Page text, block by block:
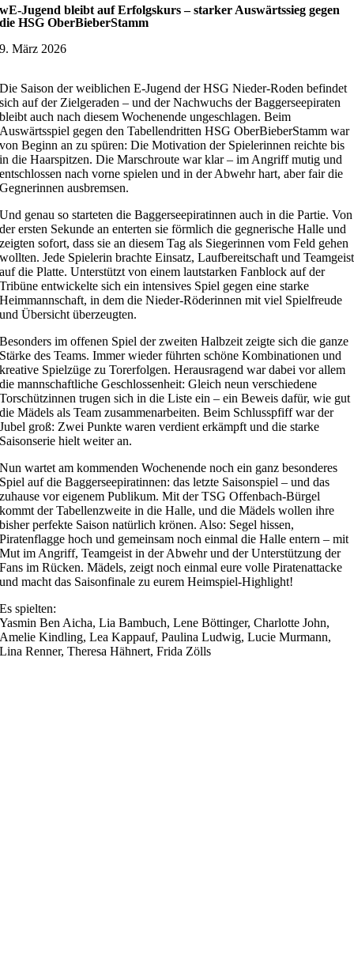
wE-Jugend bleibt auf Erfolgskurs – starker Auswärtssieg gegen
die HSG OberBieberStamm
9. März 2026
Die Saison der weiblichen E-Jugend der HSG Nieder-Roden befindet
sich auf der Zielgeraden – und der Nachwuchs der Baggerseepiraten
bleibt auch nach diesem Wochenende ungeschlagen. Beim
Auswärtsspiel gegen den Tabellendritten HSG OberBieberStamm war
von Beginn an zu spüren: Die Motivation der Spielerinnen reichte bis
in die Haarspitzen. Die Marschroute war klar – im Angriff mutig und
entschlossen nach vorne spielen und in der Abwehr hart, aber fair die
Gegnerinnen ausbremsen.
Und genau so starteten die Baggerseepiratinnen auch in die Partie. Von
der ersten Sekunde an enterten sie förmlich die gegnerische Halle und
zeigten sofort, dass sie an diesem Tag als Siegerinnen vom Feld gehen
wollten. Jede Spielerin brachte Einsatz, Laufbereitschaft und Teamgeist
auf die Platte. Unterstützt von einem lautstarken Fanblock auf der
Tribüne entwickelte sich ein intensives Spiel gegen eine starke
Heimmannschaft, in dem die Nieder-Röderinnen mit viel Spielfreude
und Übersicht überzeugten.
Besonders im offenen Spiel der zweiten Halbzeit zeigte sich die ganze
Stärke des Teams. Immer wieder führten schöne Kombinationen und
kreative Spielzüge zu Torerfolgen. Herausragend war dabei vor allem
die mannschaftliche Geschlossenheit: Gleich neun verschiedene
Torschützinnen trugen sich in die Liste ein – ein Beweis dafür, wie gut
die Mädels als Team zusammenarbeiten. Beim Schlusspfiff war der
Jubel groß: Zwei Punkte waren verdient erkämpft und die starke
Saisonserie hielt weiter an.
Nun wartet am kommenden Wochenende noch ein ganz besonderes
Spiel auf die Baggerseepiratinnen: das letzte Saisonspiel – und das
zuhause vor eigenem Publikum. Mit der TSG Offenbach-Bürgel
kommt der Tabellenzweite in die Halle, und die Mädels wollen ihre
bisher perfekte Saison natürlich krönen. Also: Segel hissen,
Piratenflagge hoch und gemeinsam noch einmal die Halle entern – mit
Mut im Angriff, Teamgeist in der Abwehr und der Unterstützung der
Fans im Rücken. Mädels, zeigt noch einmal eure volle Piratenattacke
und macht das Saisonfinale zu eurem Heimspiel-Highlight!
Es spielten:
Yasmin Ben Aicha, Lia Bambuch, Lene Böttinger, Charlotte John,
Amelie Kindling, Lea Kappauf, Paulina Ludwig, Lucie Murmann,
Lina Renner, Theresa Hähnert, Frida Zölls